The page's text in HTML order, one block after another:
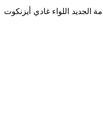
الجديد اللواء غادي أيزنكوت